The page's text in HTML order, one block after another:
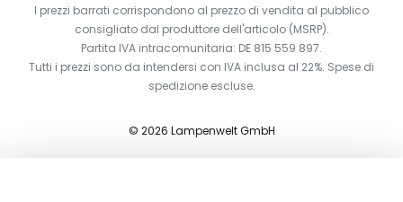
I prezzi barrati corrispondono al prezzo di vendita al pubblico
consigliato dal produttore dell'articolo (MSRP).
Partita IVA intracomunitaria: DE 815 559 897.
Tutti i prezzi sono da intendersi con IVA inclusa al 22%. Spese di
spedizione escluse.
© 2026 Lampenwelt GmbH